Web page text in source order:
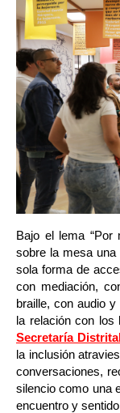
Bajo el lema “Por
sobre la mesa una
sola forma de
con mediación,
braille, con audio
Secretaría
la inclusión
conversaciones,
silencio como una
encuentro y